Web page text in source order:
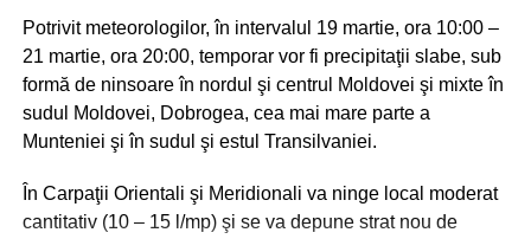
Conferința Destinații Vizionare a reprezentat inspirație de
la liderii destinațiilor de succes din România și învățarea
marketingului de destinație.
Seara la Ateneul Român a avut loc premierea celor mai
iubite destinații, câștigătoarele Destinația Anului 2024.
Potrivit meteorologilor, în intervalul 19 martie, ora 10:00 –
21 martie, ora 20:00, temporar vor fi precipitaţii slabe, sub
formă de ninsoare în nordul şi centrul Moldovei şi mixte în
sudul Moldovei, Dobrogea, cea mai mare parte a
Munteniei şi în sudul şi estul Transilvaniei.
În Carpaţii Orientali şi Meridionali va ninge local moderat
cantitativ (10 – 15 l/mp) şi se va depune strat nou de